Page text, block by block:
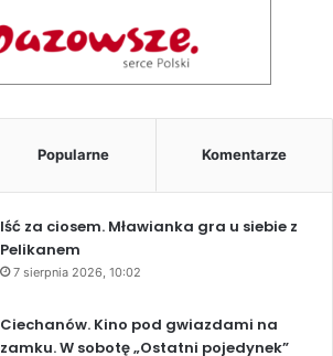
Popularne Komentarze
Iść za ciosem. Mławianka gra u siebie z
Pelikanem
7 sierpnia 2026, 10:02
Ciechanów. Kino pod gwiazdami na
zamku. W sobotę „Ostatni pojedynek”